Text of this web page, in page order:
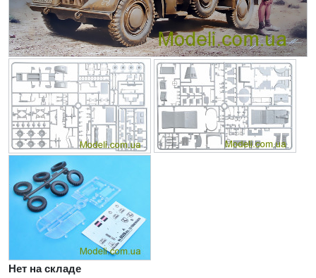
Нет на складе